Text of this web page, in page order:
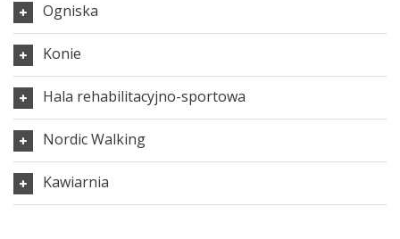
Ogniska
Konie
Hala rehabilitacyjno-sportowa
Nordic Walking
Kawiarnia